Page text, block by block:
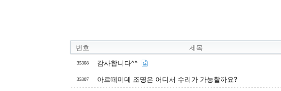
번호 제목
35308 감사합니다^^
35307 아르떼미데 조명은 어디서 수리가 가능할까요?